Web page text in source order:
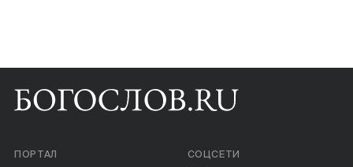
ПОРТАЛ СОЦСЕТИ